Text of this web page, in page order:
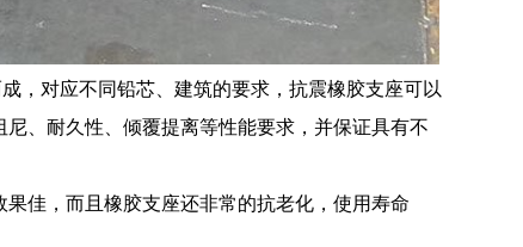
，对应不同铅芯、建筑的要求，抗震橡胶支座可以
、耐久性、倾覆提离等性能要求，并保证具有不
佳，而且橡胶支座还非常的抗老化，使用寿命